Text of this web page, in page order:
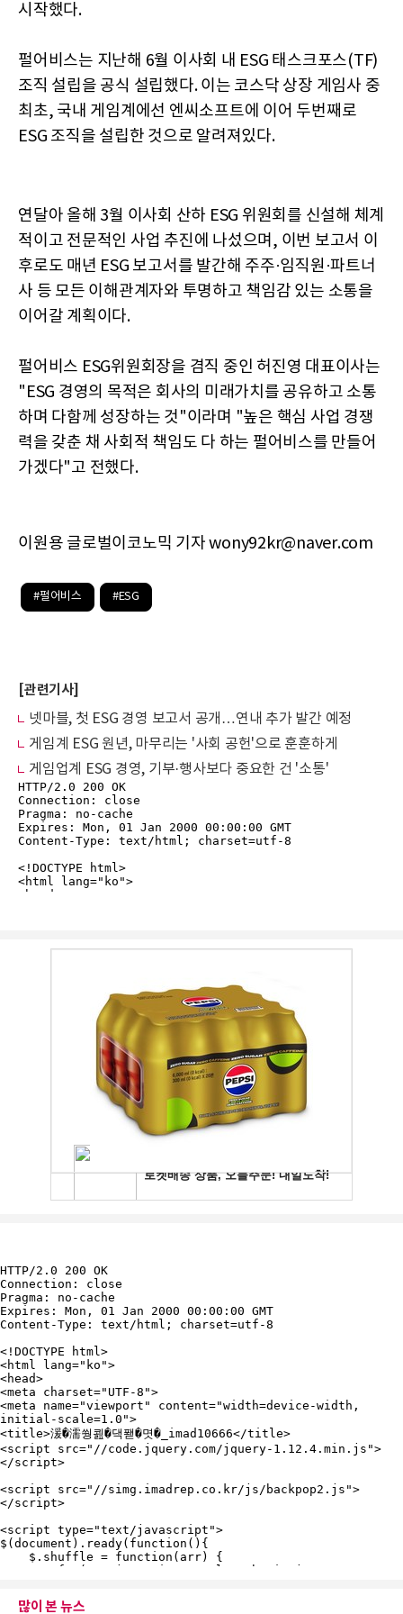
시작했다.
펄어비스는 지난해 6월 이사회 내 ESG 태스크포스(TF)
조직 설립을 공식 설립했다. 이는 코스닥 상장 게임사 중
최초, 국내 게임계에선 엔씨소프트에 이어 두번째로
ESG 조직을 설립한 것으로 알려져있다.
연달아 올해 3월 이사회 산하 ESG 위원회를 신설해 체계
적이고 전문적인 사업 추진에 나섰으며, 이번 보고서 이
후로도 매년 ESG 보고서를 발간해 주주·임직원·파트너
사 등 모든 이해관계자와 투명하고 책임감 있는 소통을
이어갈 계획이다.
펄어비스 ESG위원회장을 겸직 중인 허진영 대표이사는
"ESG 경영의 목적은 회사의 미래가치를 공유하고 소통
하며 다함께 성장하는 것"이라며 "높은 핵심 사업 경쟁
력을 갖춘 채 사회적 책임도 다 하는 펄어비스를 만들어
가겠다"고 전했다.
이원용 글로벌이코노믹 기자 wony92kr@naver.com
#펄어비스 #ESG
[관련기사]
넷마블, 첫 ESG 경영 보고서 공개…연내 추가 발간 예정
게임계 ESG 원년, 마무리는 '사회 공헌'으로 훈훈하게
게임업계 ESG 경영, 기부·행사보다 중요한 건 '소통'
많이 본 뉴스